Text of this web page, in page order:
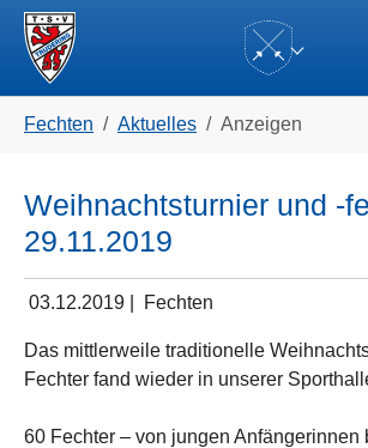
Skip to main navigation
Zum Hauptinhalt springen
Skip to page footer
Fechten Aktuelles Anzeigen
Weihnachtsturnier und -
29.11.2019
03.12.2019 Fechten
Das mittlerweile traditionelle
Fechter fand wieder in unserer
60 Fechter – von jungen Anfängerinnen